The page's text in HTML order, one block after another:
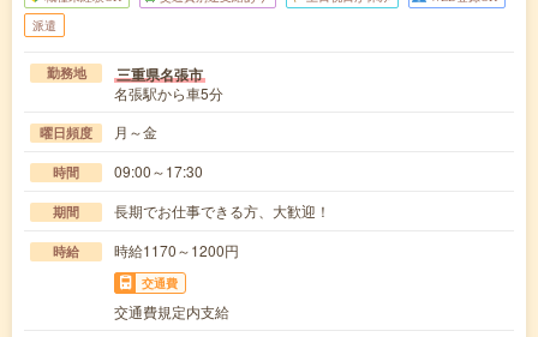
派遣
勤務地 三重県名張市
名張駅から車5分
曜日頻度 月～金
時間 09:00～17:30
期間 長期でお仕事できる方、大歓迎！
時給 時給1170～1200円
交通費
交通費規定内支給